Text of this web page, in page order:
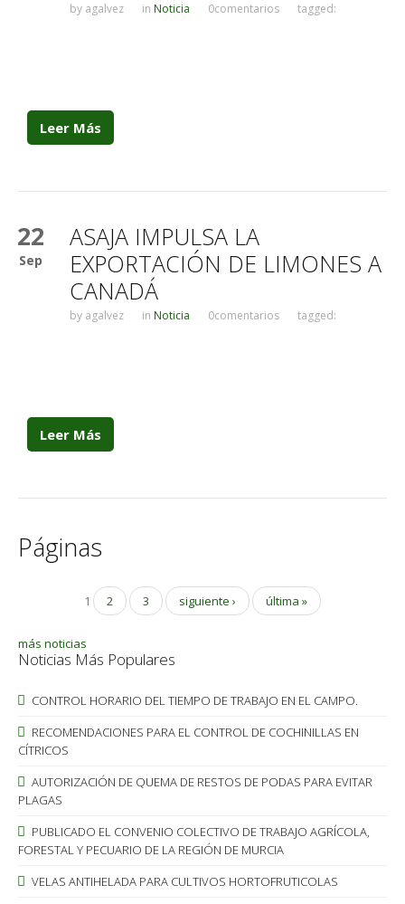
by agalvez in Noticia 0comentarios tagged:
Leer Más
22
Sep
ASAJA IMPULSA LA
EXPORTACIÓN DE LIMONES A
CANADÁ
by agalvez in Noticia 0comentarios tagged:
Leer Más
Páginas
1 2 3 siguiente › última »
más noticias
Noticias Más Populares
CONTROL HORARIO DEL TIEMPO DE TRABAJO EN EL CAMPO.
RECOMENDACIONES PARA EL CONTROL DE COCHINILLAS EN
CÍTRICOS
AUTORIZACIÓN DE QUEMA DE RESTOS DE PODAS PARA EVITAR
PLAGAS
PUBLICADO EL CONVENIO COLECTIVO DE TRABAJO AGRÍCOLA,
FORESTAL Y PECUARIO DE LA REGIÓN DE MURCIA
VELAS ANTIHELADA PARA CULTIVOS HORTOFRUTICOLAS